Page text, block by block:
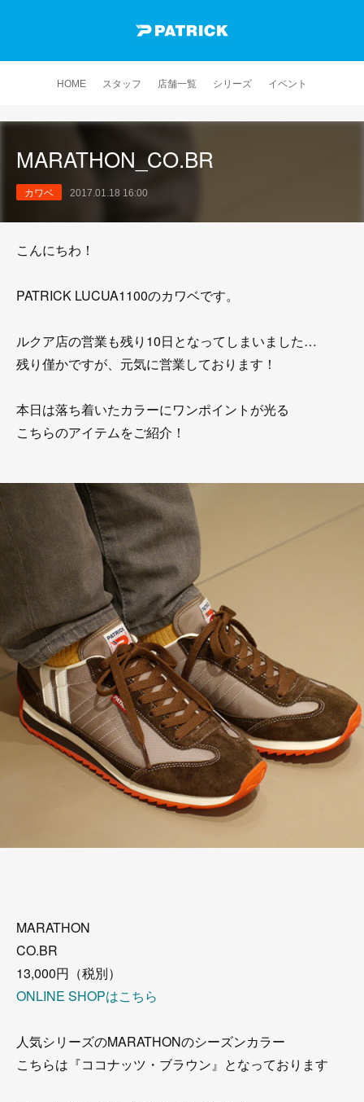
HOME スタッフ 店舗一覧 シリーズ イベント
MARATHON_CO.BR
カワベ 2017.01.18 16:00
こんにちわ！
PATRICK LUCUA1100のカワベです。
ルクア店の営業も残り10日となってしまいました…
残り僅かですが、元気に営業しております！
本日は落ち着いたカラーにワンポイントが光る
こちらのアイテムをご紹介！
MARATHON
CO.BR
13,000円（税別）
ONLINE SHOPはこちら
人気シリーズのMARATHONのシーズンカラー
こちらは『ココナッツ・ブラウン』となっております